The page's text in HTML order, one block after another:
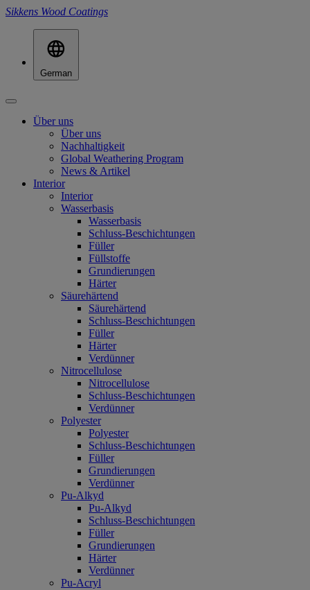
Sikkens Wood Coatings
German
Über uns
Über uns
Nachhaltigkeit
Global Weathering Program
News & Artikel
Interior
Interior
Wasserbasis
Wasserbasis
Schluss-Beschichtungen
Füller
Füllstoffe
Grundierungen
Härter
Säurehärtend
Säurehärtend
Schluss-Beschichtungen
Füller
Härter
Verdünner
Nitrocellulose
Nitrocellulose
Schluss-Beschichtungen
Verdünner
Polyester
Polyester
Schluss-Beschichtungen
Füller
Grundierungen
Verdünner
Pu-Alkyd
Pu-Alkyd
Schluss-Beschichtungen
Füller
Grundierungen
Härter
Verdünner
Pu-Acryl